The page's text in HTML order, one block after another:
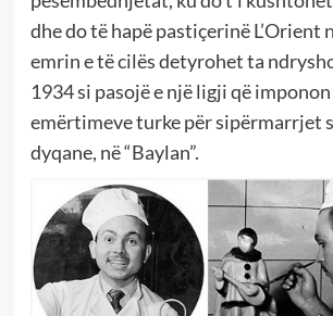
dhe do të hapë pastiçerinë L’Orient
emrin e të cilës detyrohet ta
1934 si pasojë e një ligji që
emërtimeve turke për sipërmarrjet
dyqane, në “Baylan”.